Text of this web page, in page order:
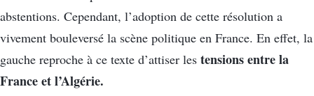
abstentions. Cependant, l’adoption de cette résolution a
vivement bouleversé la scène politique en France. En effet, la
gauche reproche à ce texte d’attiser les tensions entre la
France et l’Algérie.